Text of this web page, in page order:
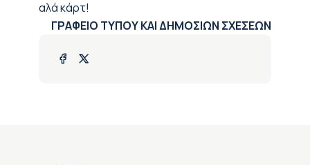
αλά κάρτ!
ΓΡΑΦΕΙΟ ΤΥΠΟΥ ΚΑΙ ΔΗΜΟΣΙΩΝ ΣΧΕΣΕΩΝ